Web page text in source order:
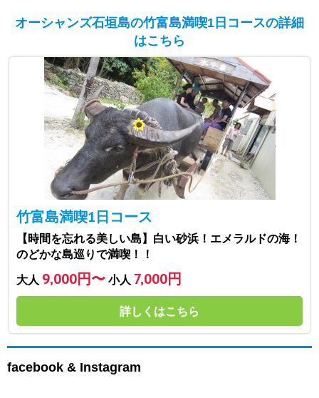
オーシャンズ石垣島の竹富島満喫1日コースの詳細
はこちら
竹富島満喫1日コース
【時間を忘れる美しい島】白い砂浜！エメラルドの海！
のどかな島巡りで満喫！！
大人 9,000円〜 小人 7,000円
詳しくはこちら
facebook & Instagram